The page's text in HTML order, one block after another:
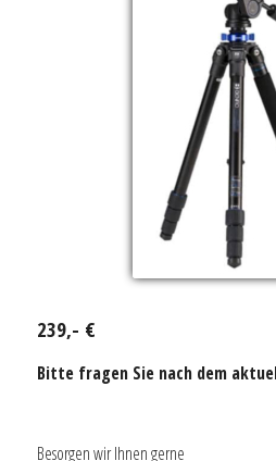
239,- €
Bitte fragen Sie nach dem
Besorgen wir Ihnen gerne